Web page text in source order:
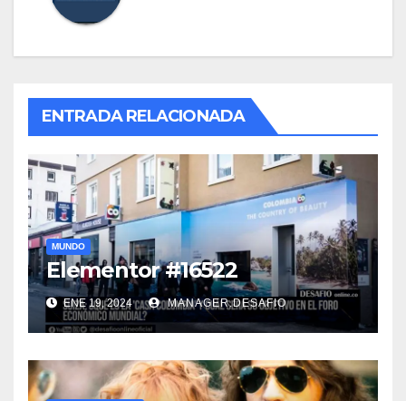
ENTRADA RELACIONADA
MUNDO
Elementor #16522
ENE 19, 2024 MANAGER.DESAFIO